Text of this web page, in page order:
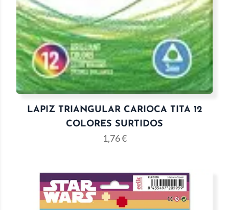
LAPIZ TRIANGULAR CARIOCA TITA 12
COLORES SURTIDOS
1,76€